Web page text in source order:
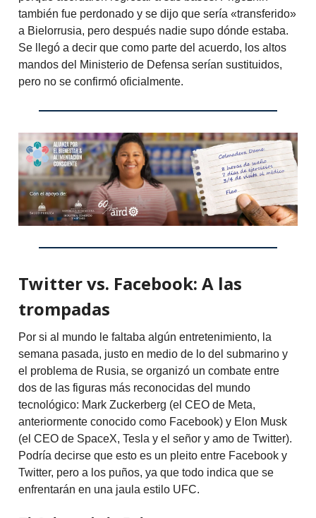
también fue perdonado y se dijo que sería «transferido»
a Bielorrusia, pero después nadie supo dónde estaba.
Se llegó a decir que como parte del acuerdo, los altos
mandos del Ministerio de Defensa serían sustituidos,
pero no se confirmó oficialmente.
Twitter vs. Facebook: A las
trompadas
Por si al mundo le faltaba algún entretenimiento, la
semana pasada, justo en medio de lo del submarino y
el problema de Rusia, se organizó un combate entre
dos de las figuras más reconocidas del mundo
tecnológico: Mark Zuckerberg (el CEO de Meta,
anteriormente conocido como Facebook) y Elon Musk
(el CEO de SpaceX, Tesla y el señor y amo de Twitter).
Podría decirse que esto es un pleito entre Facebook y
Twitter, pero a los puños, ya que todo indica que se
enfrentarán en una jaula estilo UFC.